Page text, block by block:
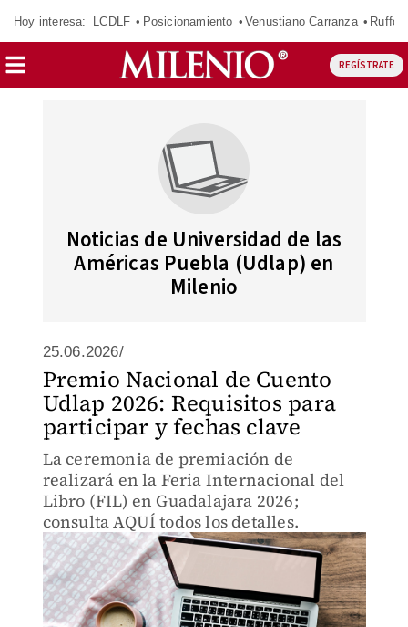
Hoy interesa: LCDLF Posicionamiento Venustiano Carranza Ruffo
REGÍSTRATE
Noticias de Universidad de las
Américas Puebla (Udlap) en
Milenio
25.06.2026/
Premio Nacional de Cuento
Udlap 2026: Requisitos para
participar y fechas clave
La ceremonia de premiación de
realizará en la Feria Internacional del
Libro (FIL) en Guadalajara 2026;
consulta AQUÍ todos los detalles.